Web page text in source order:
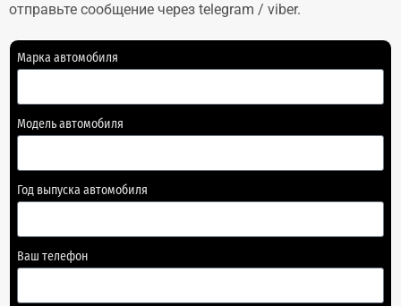
отправьте сообщение через telegram / viber.
Марка автомобиля
Модель автомобиля
Год выпуска автомобиля
Ваш телефон